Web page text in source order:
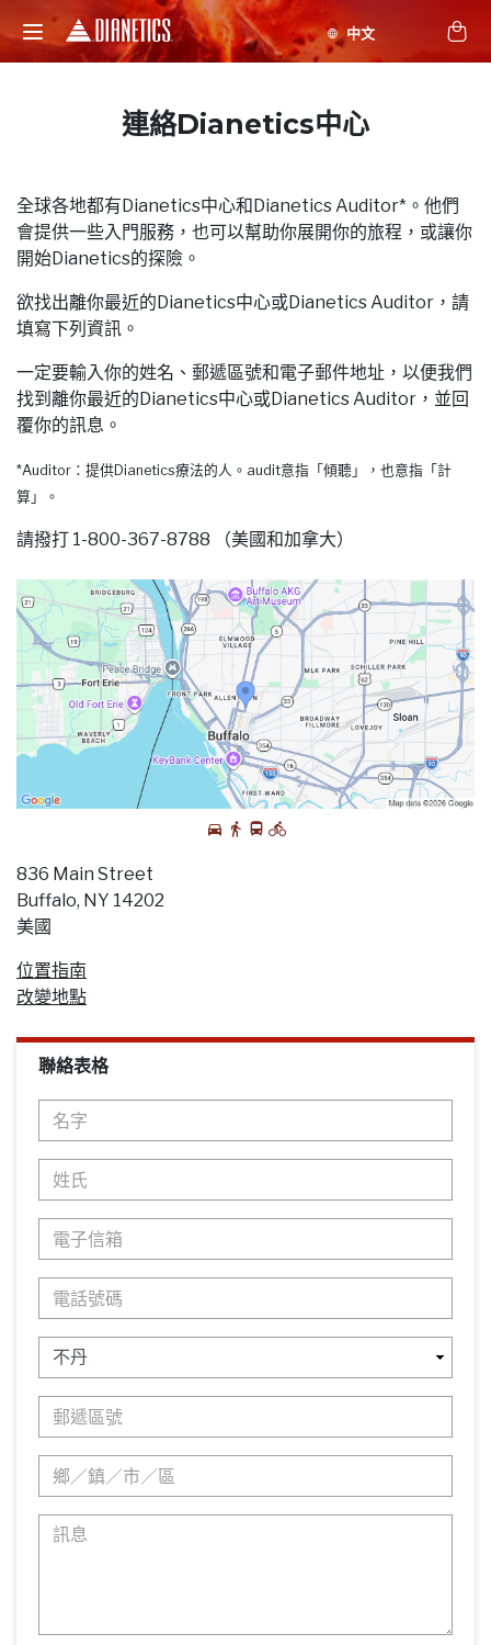
連絡Dianetics中心
全球各地都有Dianetics中心和Dianetics Auditor*。他們
會提供一些入門服務，也可以幫助你展開你的旅程，或讓你
開始Dianetics的探險。
欲找出離你最近的Dianetics中心或Dianetics Auditor，請
填寫下列資訊。
一定要輸入你的姓名、郵遞區號和電子郵件地址，以便我們
找到離你最近的Dianetics中心或Dianetics Auditor，並回
覆你的訊息。
*Auditor：提供Dianetics療法的人。audit意指「傾聽」，也意指「計
算」。
請撥打 1-800-367-8788 （美國和加拿大）
836 Main Street
Buffalo, NY 14202
美國
位置指南
改變地點
聯絡表格